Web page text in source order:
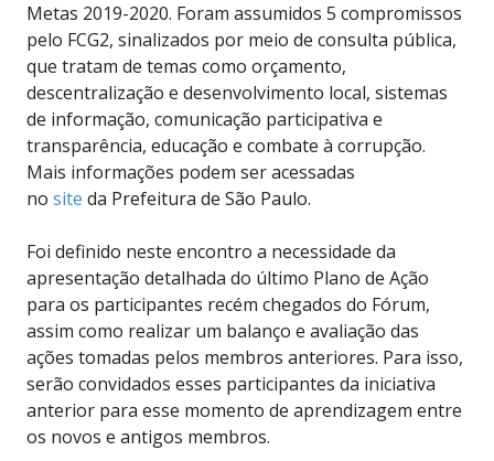
Metas 2019-2020. Foram assumidos 5 compromissos
pelo FCG2, sinalizados por meio de consulta pública,
que tratam de temas como orçamento,
descentralização e desenvolvimento local, sistemas
de informação, comunicação participativa e
transparência, educação e combate à corrupção.
Mais informações podem ser acessadas
no site da Prefeitura de São Paulo.
Foi definido neste encontro a necessidade da
apresentação detalhada do último Plano de Ação
para os participantes recém chegados do Fórum,
assim como realizar um balanço e avaliação das
ações tomadas pelos membros anteriores. Para isso,
serão convidados esses participantes da iniciativa
anterior para esse momento de aprendizagem entre
os novos e antigos membros.